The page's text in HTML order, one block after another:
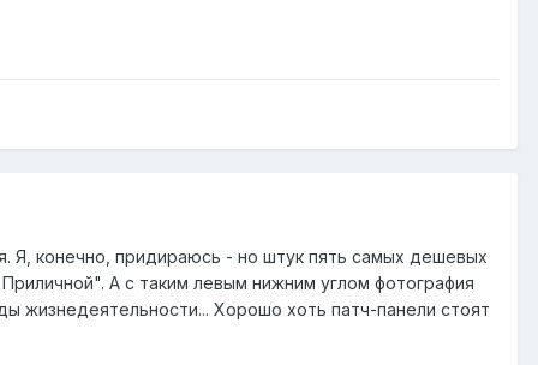
Я, конечно, придираюсь - но штук пять самых дешевых
А с таким левым нижним углом фотография
жизнедеятельности... Хорошо хоть патч-панели стоят